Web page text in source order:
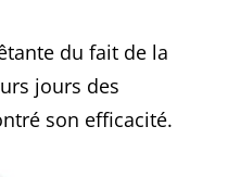
du fait de la
jours des
son efficacité.